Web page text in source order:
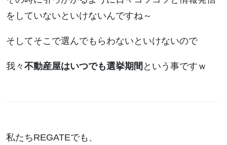
をしていないといけないんですね～
そしてそこで選んでもらわないといけないので
我々 不動産屋はいつでも選挙期間 という事ですｗ
私たちREGATEでも、